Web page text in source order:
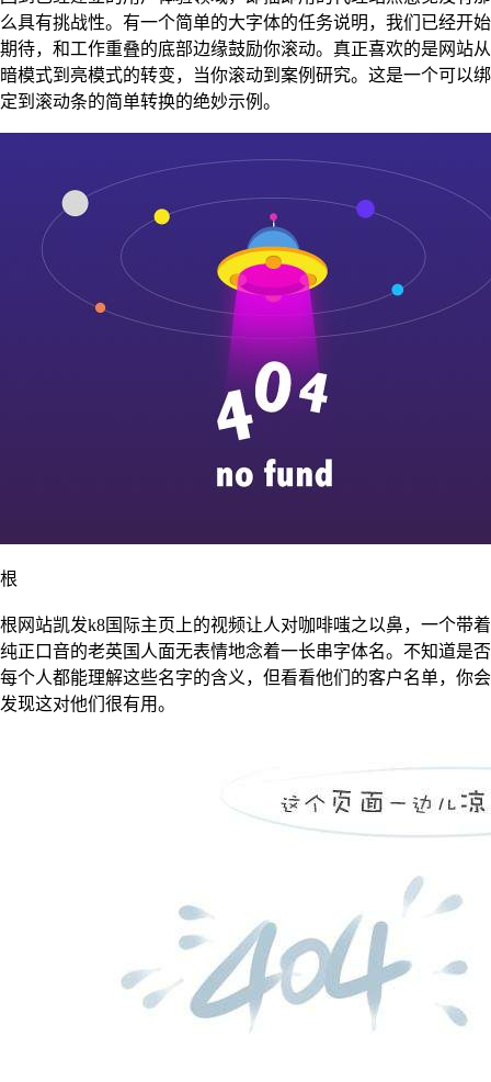
么具有挑战性。有一个简单的大字体的任务说明，我们已经开始
期待，和工作重叠的底部边缘鼓励你滚动。真正喜欢的是网站从
暗模式到亮模式的转变，当你滚动到案例研究。这是一个可以绑
定到滚动条的简单转换的绝妙示例。
根
根网站凯发k8国际主页上的视频让人对咖啡嗤之以鼻，一个带着
纯正口音的老英国人面无表情地念着一长串字体名。不知道是否
每个人都能理解这些名字的含义，但看看他们的客户名单，你会
发现这对他们很有用。